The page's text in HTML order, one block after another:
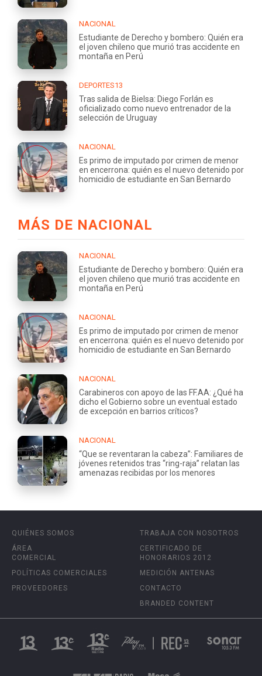
NACIONAL
Estudiante de Derecho y bombero: Quién era
el joven chileno que murió tras accidente en
montaña en Perú
DEPORTES13
Tras salida de Bielsa: Diego Forlán es
oficializado como nuevo entrenador de la
selección de Uruguay
NACIONAL
Es primo de imputado por crimen de menor
en encerrona: quién es el nuevo detenido por
homicidio de estudiante en San Bernardo
MÁS DE NACIONAL
NACIONAL
Estudiante de Derecho y bombero: Quién era
el joven chileno que murió tras accidente en
montaña en Perú
NACIONAL
Es primo de imputado por crimen de menor
en encerrona: quién es el nuevo detenido por
homicidio de estudiante en San Bernardo
NACIONAL
Carabineros con apoyo de las FF.AA: ¿Qué ha
dicho el Gobierno sobre un eventual estado
de excepción en barrios críticos?
NACIONAL
“Que se reventaran la cabeza”: Familiares de
jóvenes retenidos tras “ring-raja” relatan las
amenazas recibidas por los menores
QUIÉNES SOMOS
ÁREA
COMERCIAL
POLÍTICAS COMERCIALES
PROVEEDORES
TRABAJA CON NOSOTROS
CERTIFICADO DE
HONORARIOS 2012
MEDICIÓN ANTENAS
CONTACTO
BRANDED CONTENT